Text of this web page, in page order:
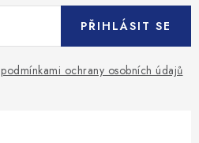
podmínkami ochrany osobních údajů
PŘIHLÁSIT SE